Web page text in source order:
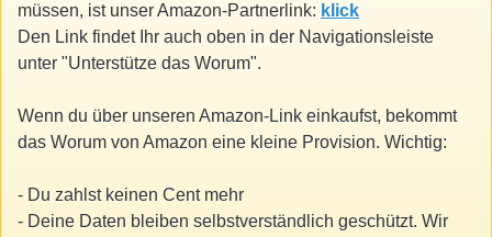
müssen, ist unser Amazon-Partnerlink: klick
Den Link findet Ihr auch oben in der Navigationsleiste
unter "Unterstütze das Worum".
Wenn du über unseren Amazon-Link einkaufst, bekommt
das Worum von Amazon eine kleine Provision. Wichtig:
- Du zahlst keinen Cent mehr
- Deine Daten bleiben selbstverständlich geschützt. Wir